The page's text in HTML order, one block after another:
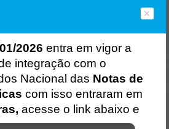
2026 entra em vigor a
integração com o
Nacional das Notas de
com isso entraram em
acesse o link abaixo e
Sistema
CÓDIGO DA MENSAGEM:
token '('
bundle/wpo_index_2_base_l2_porta